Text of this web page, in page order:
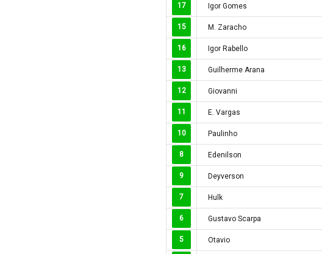
17 Igor Gomes
15 M. Zaracho
16 Igor Rabello
13 Guilherme Arana
12 Giovanni
11 E. Vargas
10 Paulinho
8 Edenilson
9 Deyverson
7 Hulk
6 Gustavo Scarpa
5 Otavio